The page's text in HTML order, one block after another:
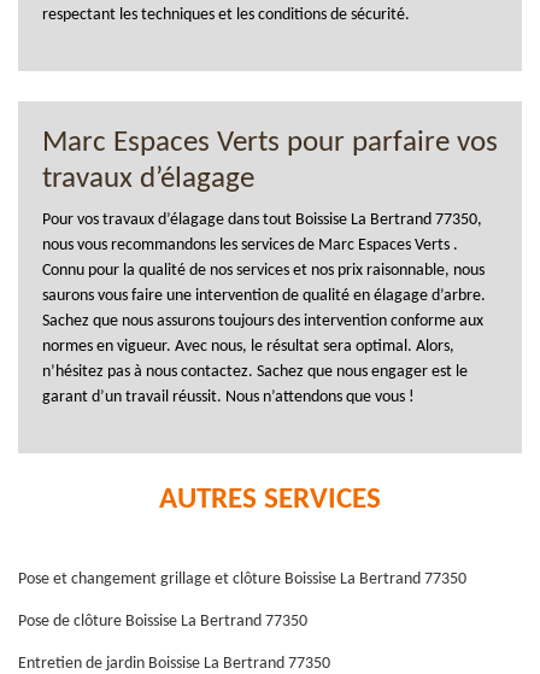
respectant les techniques et les conditions de sécurité.
Marc Espaces Verts pour parfaire vos
travaux d’élagage
Pour vos travaux d’élagage dans tout Boissise La Bertrand 77350,
nous vous recommandons les services de Marc Espaces Verts .
Connu pour la qualité de nos services et nos prix raisonnable, nous
saurons vous faire une intervention de qualité en élagage d’arbre.
Sachez que nous assurons toujours des intervention conforme aux
normes en vigueur. Avec nous, le résultat sera optimal. Alors,
n’hésitez pas à nous contactez. Sachez que nous engager est le
garant d’un travail réussit. Nous n’attendons que vous !
AUTRES SERVICES
Pose et changement grillage et clôture Boissise La Bertrand 77350
Pose de clôture Boissise La Bertrand 77350
Entretien de jardin Boissise La Bertrand 77350